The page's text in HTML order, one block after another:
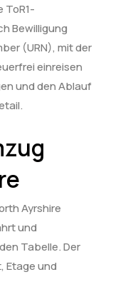
ToR1-
Bewilligung
(URN), mit der
einreisen
und den Ablauf
Ayrshire
und
Tabelle. Der
Etage und